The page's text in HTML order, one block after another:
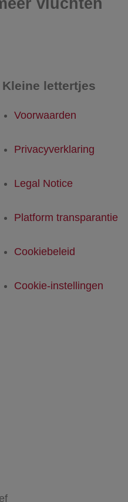
vluchten
Kleine lettertjes
Voorwaarden
Privacyverklaring
Legal Notice
Platform transparantie
Cookiebeleid
Cookie-instellingen